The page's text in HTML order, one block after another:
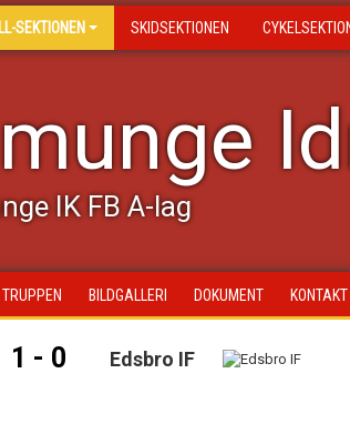
SEKTIONEN SKIDSEKTIONEN
IK FB A-lag
TRUPPEN BILDGALLERI DOKUMENT KONTAKT
1 - 0 Edsbro IF